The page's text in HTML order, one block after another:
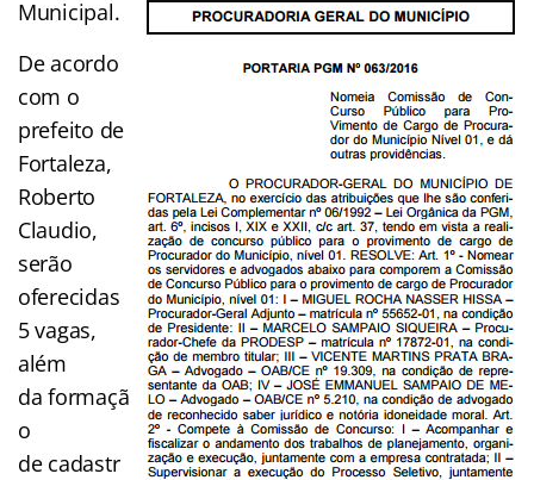
Municipal.
De acordo
com o
prefeito de
Fortaleza,
Roberto
Claudio,
serão
oferecidas
5 vagas,
além
da formaçã
o
de cadastr